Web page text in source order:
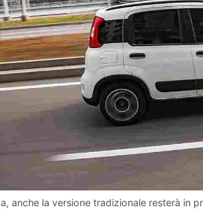
anche la versione tradizionale resterà in